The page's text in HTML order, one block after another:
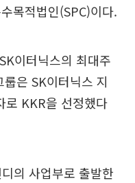
목적법인(SPC)이다.
이터닉스의 최대주
은 SK이터닉스 지
로 KKR을 선정했다
의 사업부로 출발한